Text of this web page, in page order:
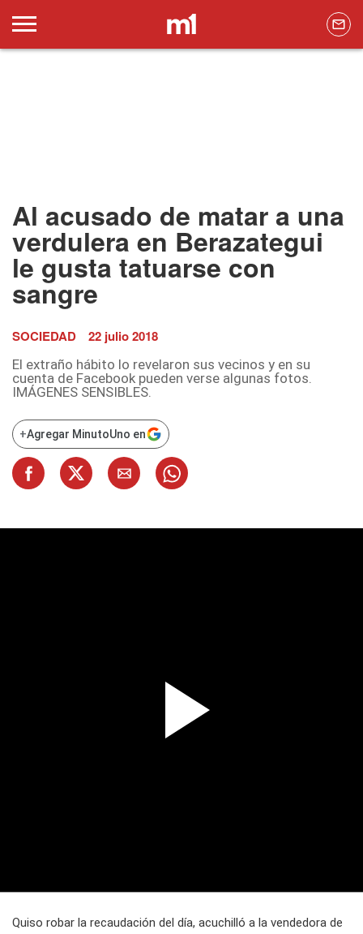
Al acusado de matar a una
verdulera en Berazategui
le gusta tatuarse con
sangre
SOCIEDAD 22 julio 2018
El extraño hábito lo revelaron sus vecinos y en su
cuenta de Facebook pueden verse algunas fotos.
IMÁGENES SENSIBLES.
+Agregar MinutoUno en
Quiso robar la recaudación del día, acuchilló a la vendedora de